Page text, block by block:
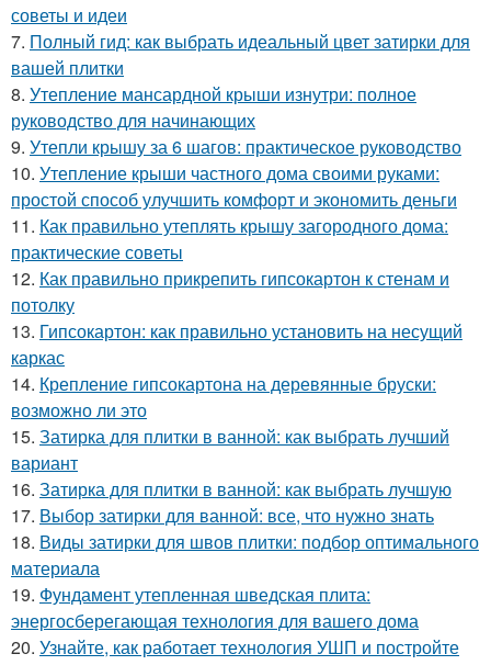
советы и идеи
7. Полный гид: как выбрать идеальный цвет затирки для
вашей плитки
8. Утепление мансардной крыши изнутри: полное
руководство для начинающих
9. Утепли крышу за 6 шагов: практическое руководство
10. Утепление крыши частного дома своими руками:
простой способ улучшить комфорт и экономить деньги
11. Как правильно утеплять крышу загородного дома:
практические советы
12. Как правильно прикрепить гипсокартон к стенам и
потолку
13. Гипсокартон: как правильно установить на несущий
каркас
14. Крепление гипсокартона на деревянные бруски:
возможно ли это
15. Затирка для плитки в ванной: как выбрать лучший
вариант
16. Затирка для плитки в ванной: как выбрать лучшую
17. Выбор затирки для ванной: все, что нужно знать
18. Виды затирки для швов плитки: подбор оптимального
материала
19. Фундамент утепленная шведская плита:
энергосберегающая технология для вашего дома
20. Узнайте, как работает технология УШП и постройте